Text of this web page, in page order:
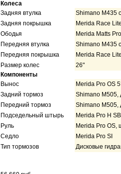
Колеса
Задняя втулка
Shimano M435
Задняя покрышка
Merida Race
Ободья
Merida Matts
Передняя втулка
Shimano M435
Передняя покрышка
Merida Race
Размер колес
26"
Компоненты
Вынос
Merida Pro OS
Задний тормоз
Shimano
Передний тормоз
Shimano
Подседельный штырь
Merida Pro H
Руль
Merida Pro
Седло
Merida Pro SI
Тип тормозов
Дисковые